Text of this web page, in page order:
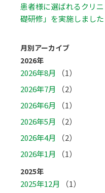
患者様に選ばれるクリ
礎研修」を実施しました
月別アーカイブ
2026年
2026年8月
（1）
2026年7月
（2）
2026年6月
（1）
2026年5月
（2）
2026年4月
（2）
2026年1月
（1）
2025年
2025年12月
（1）